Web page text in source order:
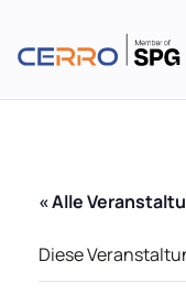
Zum
« Alle
Diese